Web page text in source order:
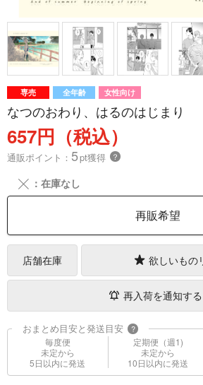
専売 全年齢 女性向け
なつのおわり、はるのはじまり
657円（税込）
通販ポイント： 5pt獲得 ？
╳ ：在庫なし
再販希望
店舗在庫 欲しいもの
再入荷を通知する
おまとめ目安と発送目安 ?
毎度便
未定から
5日以内に発送
定期便（週1)
未定から
10日以内に発送